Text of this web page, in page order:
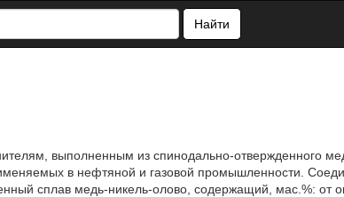
Найти
выполненным из спинодально-отвержденного
в нефтяной и газовой промышленности.
сплав медь-никель-олово, содержащий, мас.%: от